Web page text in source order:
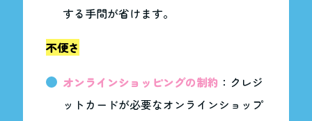
する手間が省けます。
不便さ
オンラインショッピングの制約 ：クレジ
ットカードが必要なオンラインショップ